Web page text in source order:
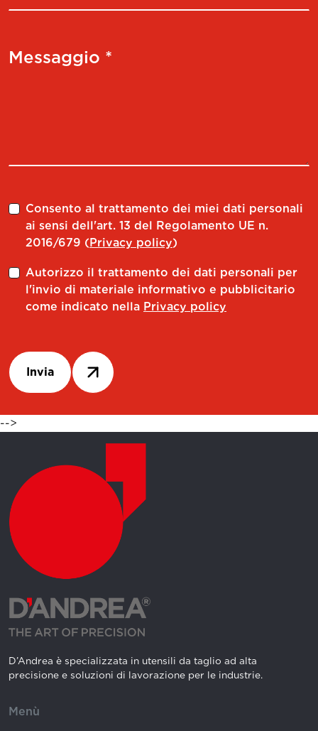
Messaggio *
Consento al trattamento dei miei dati personali
ai sensi dell'art. 13 del Regolamento UE n.
2016/679 (Privacy policy)
Autorizzo il trattamento dei dati personali per
l'invio di materiale informativo e pubblicitario
come indicato nella Privacy policy
Invia
-->
D’Andrea è specializzata in utensili da taglio ad alta
precisione e soluzioni di lavorazione per le industrie.
Menù